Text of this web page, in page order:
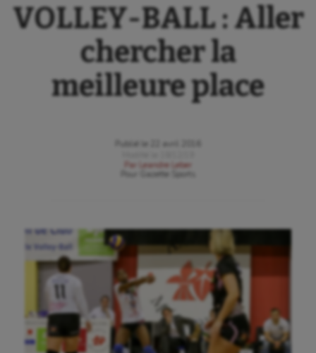
VOLLEY-BALL : Aller
chercher la
meilleure place
Publié le
22 avril 2016
Par
Leandre Leber
Gazette Sports